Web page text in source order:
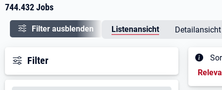
744.432 Jobs
Filter ausblenden Listenansicht Detailansicht
Filter